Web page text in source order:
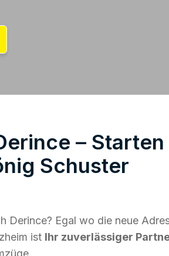
– Starten
Schuster
Derince? Egal wo die neue
ist Ihr zuverlässiger